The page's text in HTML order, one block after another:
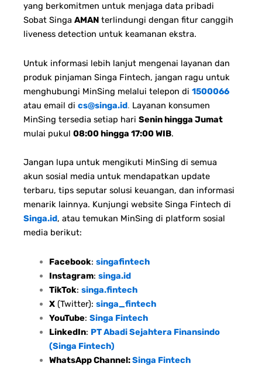
yang berkomitmen untuk menjaga data pribadi
Sobat Singa AMAN terlindungi dengan fitur canggih
liveness detection untuk keamanan ekstra.
Untuk informasi lebih lanjut mengenai layanan dan
produk pinjaman Singa Fintech, jangan ragu untuk
menghubungi MinSing melalui telepon di 1500066
atau email di cs@singa.id. Layanan konsumen
MinSing tersedia setiap hari Senin hingga Jumat
mulai pukul 08:00 hingga 17:00 WIB.
Jangan lupa untuk mengikuti MinSing di semua
akun sosial media untuk mendapatkan update
terbaru, tips seputar solusi keuangan, dan informasi
menarik lainnya. Kunjungi website Singa Fintech di
Singa.id, atau temukan MinSing di platform sosial
media berikut:
Facebook: singafintech
Instagram: singa.id
TikTok: singa.fintech
X(Twitter): singa_fintech
YouTube: Singa Fintech
LinkedIn: PT Abadi Sejahtera Finansindo
(Singa Fintech)
WhatsApp Channel:Singa Fintech